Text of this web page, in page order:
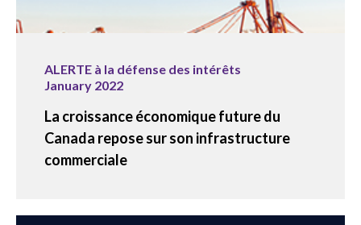
ALERTE à la défense des intérêts
January 2022
La croissance économique future du
Canada repose sur son infrastructure
commerciale